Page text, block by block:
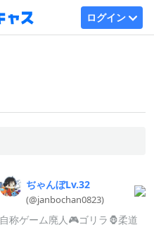
ログイン
ぢゃんぼLv.32
(@janbochan0823)
自称ゲーム廃人🎮ゴリラ🦍柔道